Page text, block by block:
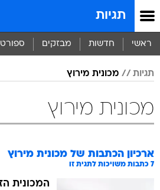
תגיות
ראשי חדשות מבזקים ספורט
תגיות מכונית מירוץ
מכונית מירוץ
ארכיון הכתבות של מכונית מירוץ
7 כתבות משויכות לתגית זו